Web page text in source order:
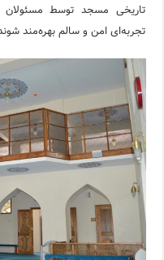
تاریخی مسجد توسط مسئولان
تجربه‌ای امن و سالم بهره‌مند